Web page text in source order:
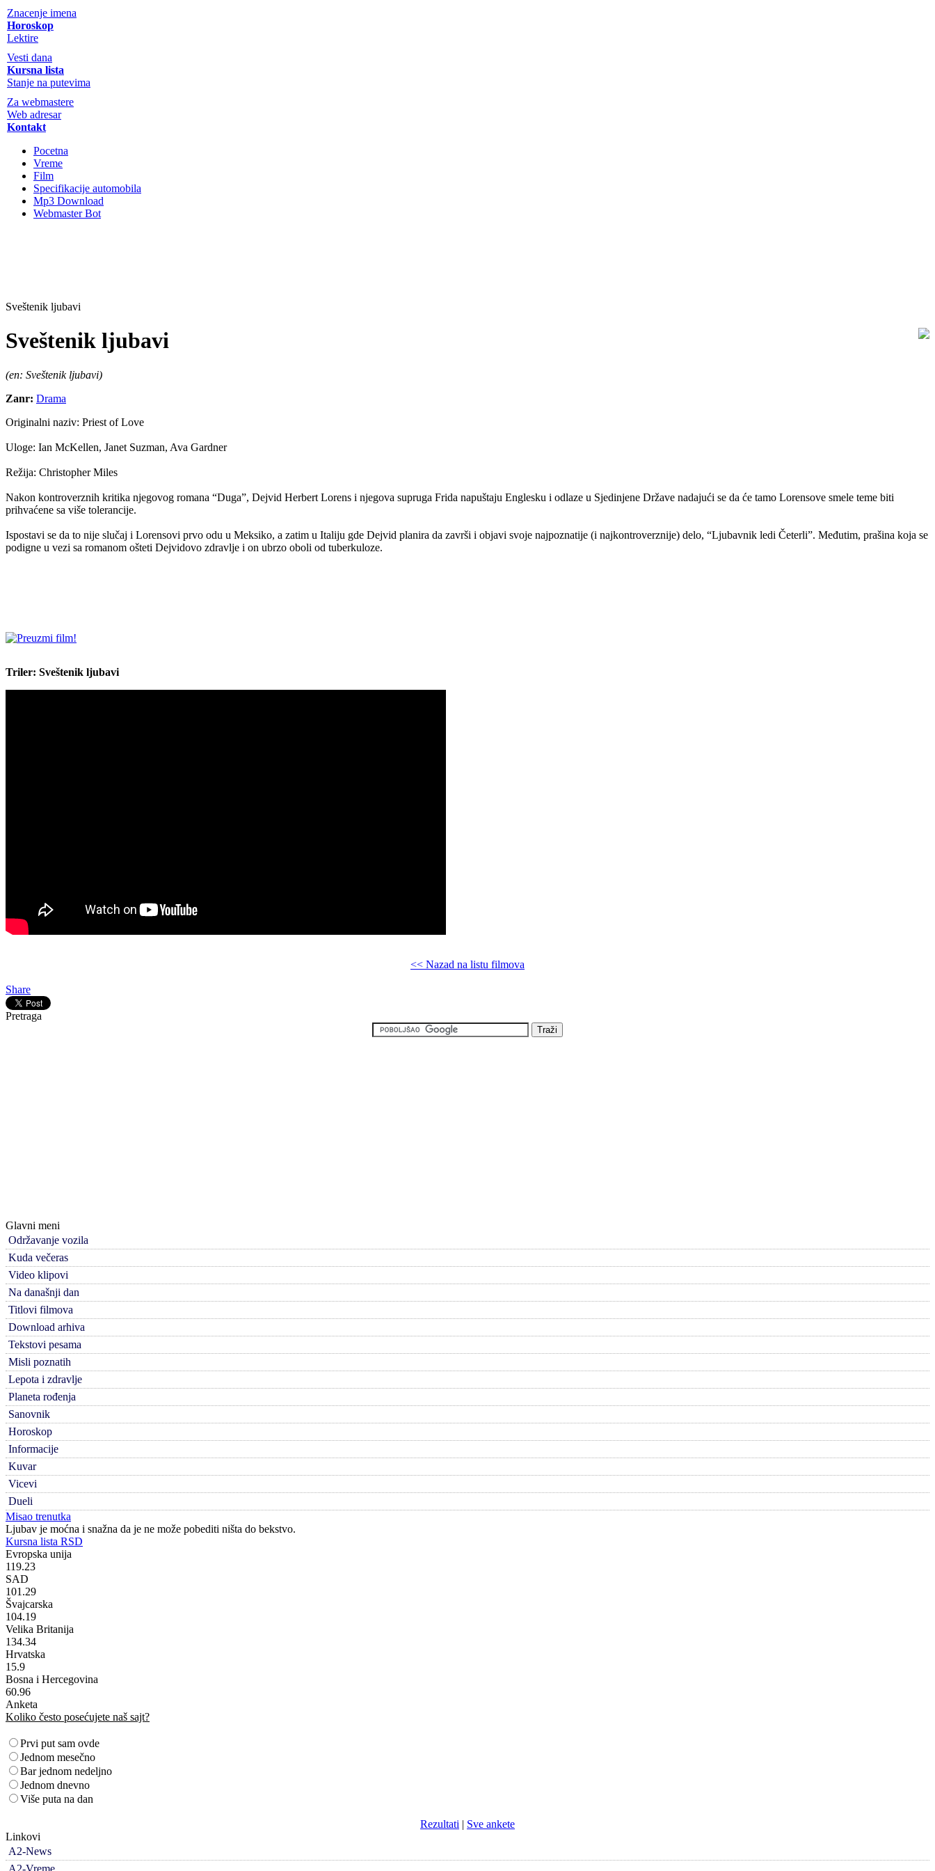
Znacenje imena
Horoskop
Lektire
Vesti dana
Kursna lista
Stanje na putevima
Za webmastere
Web adresar
Kontakt
Pocetna
Vreme
Film
Specifikacije automobila
Mp3 Download
Webmaster Bot
Sveštenik ljubavi
Sveštenik ljubavi
(en: Sveštenik ljubavi)
Zanr: Drama
Originalni naziv: Priest of Love
Uloge: Ian McKellen, Janet Suzman, Ava Gardner
Režija: Christopher Miles
Nakon kontroverznih kritika njegovog romana “Duga”, Dejvid Herbert Lorens i njegova supruga Frida napuštaju Englesku i odlaze u Sjedinjene Države nadajući se da će tamo Lorensove smele teme biti
prihvaćene sa više tolerancije.
Ispostavi se da to nije slučaj i Lorensovi prvo odu u Meksiko, a zatim u Italiju gde Dejvid planira da završi i objavi svoje najpoznatije (i najkontroverznije) delo, “Ljubavnik ledi Četerli”. Međutim, prašina koja se
podigne u vezi sa romanom ošteti Dejvidovo zdravlje i on ubrzo oboli od tuberkuloze.
Triler: Sveštenik ljubavi
<< Nazad na listu filmova
Share
Pretraga
Glavni meni
Održavanje vozila
Kuda večeras
Video klipovi
Na današnji dan
Titlovi filmova
Download arhiva
Tekstovi pesama
Misli poznatih
Lepota i zdravlje
Planeta rođenja
Sanovnik
Horoskop
Informacije
Kuvar
Vicevi
Dueli
Misao trenutka
Ljubav je moćna i snažna da je ne može pobediti ništa do bekstvo.
Kursna lista RSD
Evropska unija
119.23
SAD
101.29
Švajcarska
104.19
Velika Britanija
134.34
Hrvatska
15.9
Bosna i Hercegovina
60.96
Anketa
Koliko često posećujete naš sajt?
Prvi put sam ovde
Jednom mesečno
Bar jednom nedeljno
Jednom dnevno
Više puta na dan
Rezultati | Sve ankete
Linkovi
A2-News